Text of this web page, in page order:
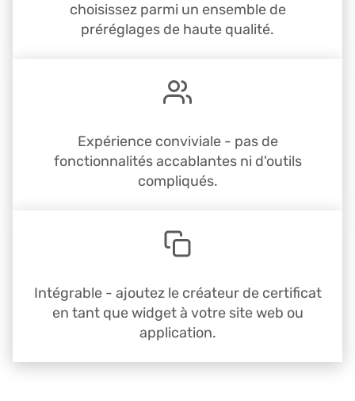
choisissez parmi un ensemble de
préréglages de haute qualité.
Expérience conviviale - pas de
fonctionnalités accablantes ni d'outils
compliqués.
Intégrable - ajoutez le créateur de certificat
en tant que widget à votre site web ou
application.